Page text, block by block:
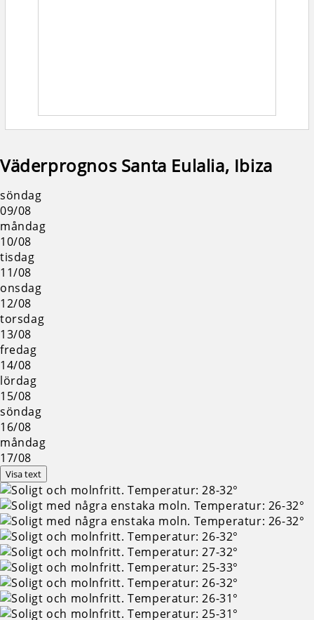
Väderprognos Santa Eulalia, Ibiza
söndag
09/08
måndag
10/08
tisdag
11/08
onsdag
12/08
torsdag
13/08
fredag
14/08
lördag
15/08
söndag
16/08
måndag
17/08
Visa text